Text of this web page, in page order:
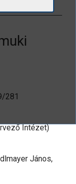
281
Intézet)
János,